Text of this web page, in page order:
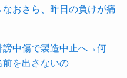
おさら、昨日の負けが痛
謗中傷で製造中止へ→何
を出さないの